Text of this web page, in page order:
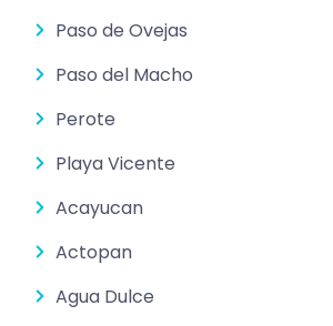
Paso de Ovejas
Paso del Macho
Perote
Playa Vicente
Acayucan
Actopan
Agua Dulce